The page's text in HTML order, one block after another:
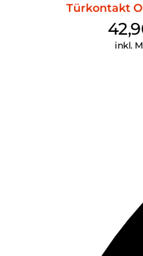
Türkontakt
inkl.